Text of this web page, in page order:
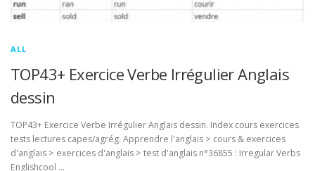
ALL
TOP43+ Exercice Verbe Irrégulier Anglais
dessin
TOP43+ Exercice Verbe Irrégulier Anglais dessin. Index cours exercices
tests lectures capes/agrég. Apprendre l'anglais > cours & exercices
d'anglais > exercices d'anglais > test d'anglais n°36855 : Irregular Verbs
Englishcool …